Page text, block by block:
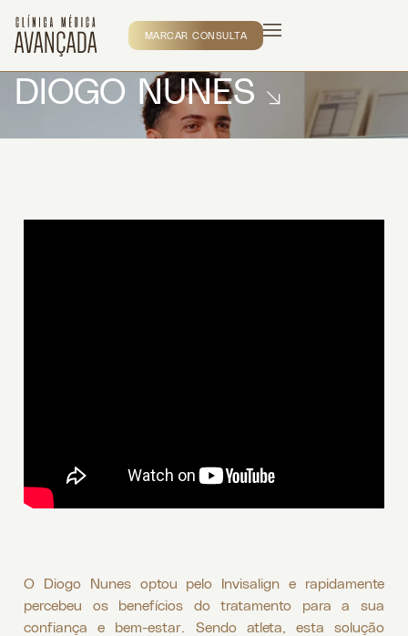
MARCAR CONSULTA
DIOGO NUNES
O Diogo Nunes optou pelo Invisalign e rapidamente
percebeu os benefícios do tratamento para a sua
confiança e bem-estar. Sendo atleta, esta solução